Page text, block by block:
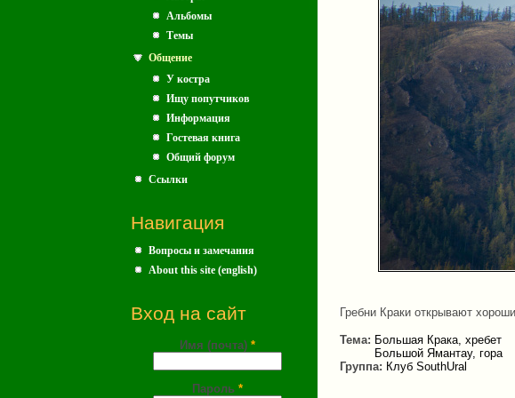
Альбомы
Темы
Общение
У костра
Ищу попутчиков
Информация
Гостевая книга
Общий форум
Ссылки
Навигация
Вопросы и замечания
About this site (english)
Вход на сайт
Имя (почта) *
Пароль *
Гребни Краки открывают
Тема: Большая Крака, хребет
Большой Ямантау, гора
Группа: Клуб SouthUral